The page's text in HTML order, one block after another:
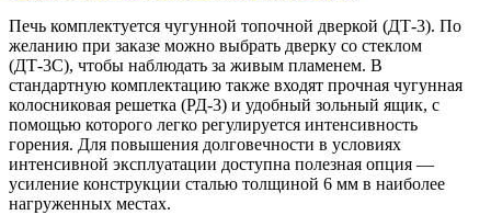
Печь комплектуется чугунной топочной дверкой (ДТ-3). По
желанию при заказе можно выбрать дверку со стеклом
(ДТ-3С), чтобы наблюдать за живым пламенем. В
стандартную комплектацию также входят прочная чугунная
колосниковая решетка (РД-3) и удобный зольный ящик, с
помощью которого легко регулируется интенсивность
горения. Для повышения долговечности в условиях
интенсивной эксплуатации доступна полезная опция —
усиление конструкции сталью толщиной 6 мм в наиболее
нагруженных местах.